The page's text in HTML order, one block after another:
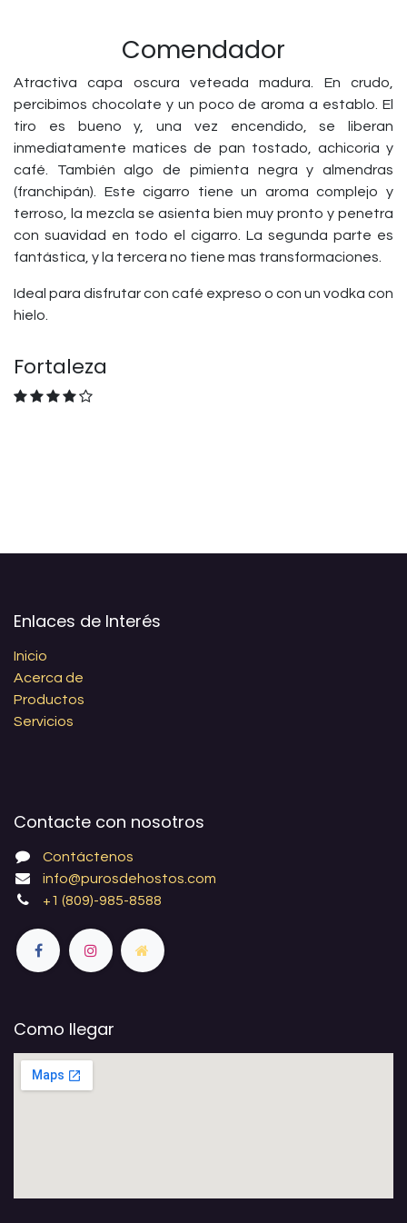
Comendador
Atractiva capa oscura veteada madura. En crudo,
percibimos chocolate y un poco de aroma a establo. El
tiro es bueno y, una vez encendido, se liberan
inmediatamente matices de pan tostado, achicoria y
café. También algo de pimienta negra y almendras
(franchipán). Este cigarro tiene un aroma complejo y
terroso, la mezcla se asienta bien muy pronto y penetra
con suavidad en todo el cigarro. La segunda parte es
fantástica, y la tercera no tiene mas transformaciones.
Ideal para disfrutar con café expreso o con un vodka con
hielo.
Fortaleza
Enlaces de Interés
Inicio
Acerca de
Productos
Servicios
Contacte con nosotros
Contáctenos
info@purosdehostos.com
+1 (809)-985-8588
Como llegar